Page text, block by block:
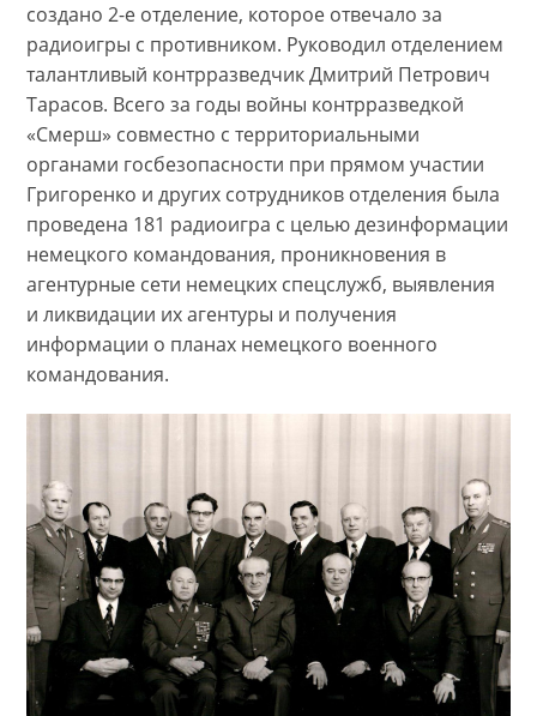
создано 2-е отделение, которое отвечало за
радиоигры с противником. Руководил отделением
талантливый контрразведчик Дмитрий Петрович
Тарасов. Всего за годы войны контрразведкой
«Смерш» совместно с территориальными
органами госбезопасности при прямом участии
Григоренко и других сотрудников отделения была
проведена 181 радиоигра с целью дезинформации
немецкого командования, проникновения в
агентурные сети немецких спецслужб, выявления
и ликвидации их агентуры и получения
информации о планах немецкого военного
командования.